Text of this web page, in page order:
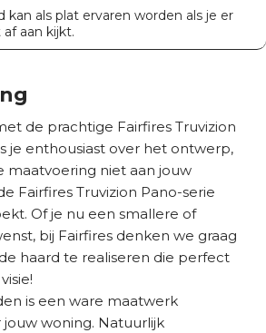
kan als plat ervaren worden als je er
aan kijkt.
de prachtige Fairfires Truvizion
je enthousiast over het ontwerp,
maatvoering niet aan jouw
Fairfires Truvizion Pano-serie
Of je nu een smallere of
bij Fairfires denken we graag
haard te realiseren die perfect
is een ware maatwerk
woning. Natuurlijk